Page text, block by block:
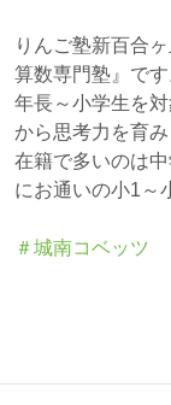
りんご塾新百合
算数専門塾』です
年長～小学生を
から思考力を育み
在籍で多いのは
にお通いの小1～
＃城南コベッツ